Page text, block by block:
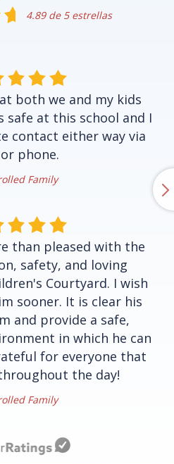
4.89 de 5 estrellas
both we and my kids
safe at this school and I
contact either way via
phone.
Family
than pleased with the
safety, and loving
Courtyard. I wish
sooner. It is clear his
and provide a safe,
in which he can
for everyone that
the day!
Family